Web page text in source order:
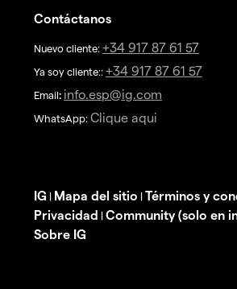
Contáctanos
Nuevo cliente: +34 917 87 61 57
Ya soy cliente:: +34 917 87 61 57
Email: info.esp@ig.com
WhatsApp: Clique aqui
IG | Mapa del sitio | Términos y
Privacidad | Community (solo en
Sobre IG